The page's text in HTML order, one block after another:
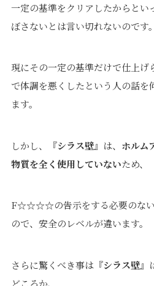
一定の基準をクリアしたからとい
ぼさないとは言い切れないのです。
現にその一定の基準だけで仕上げ
で体調を悪くしたという人の話を
ます。
しかし、『シラス壁』は、 ホルム
物質を全く使用していないため、
F☆☆☆☆の告示をする必要のない
ので、安全のレベルが違います。
さらに驚くべき事は『シラス壁』
どころか、